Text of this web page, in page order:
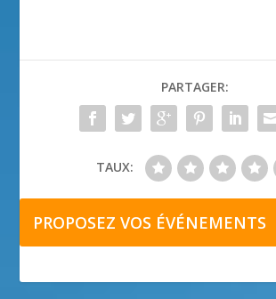
PARTAGER:
TAUX:
PROPOSEZ VOS ÉVÉNEMENTS